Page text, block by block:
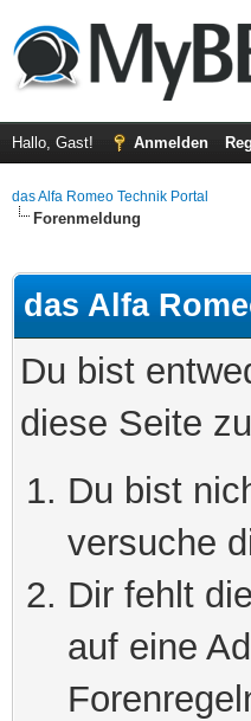
Hallo, Gast! Anmelden
das Alfa Romeo Technik Portal
Forenmeldung
das Alfa
Du bist
diese Seite
Du bist
versuche
Dir fehlt
auf eine